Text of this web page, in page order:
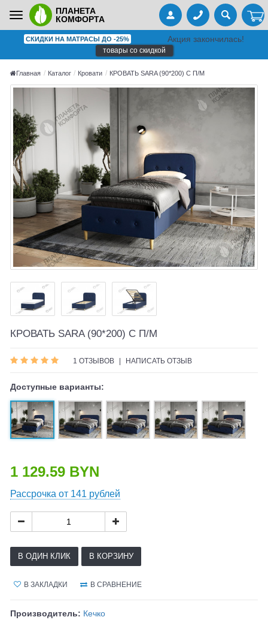
Toggle
navigation
ПЛАНЕТА
КОМФОРТА
СКИДКИ НА МАТРАСЫ ДО -25% Акция закончилась!
товары со скидкой
Главная Каталог Кровати КРОВАТЬ SARA (90*200) С П/М
КРОВАТЬ SARA (90*200) С П/М
1 ОТЗЫВОВ НАПИСАТЬ ОТЗЫВ
Доступные варианты:
1 129.59 BYN
Рассрочка от 141 рублей
В ОДИН КЛИК В КОРЗИНУ
В ЗАКЛАДКИ В СРАВНЕНИЕ
Производитель: Кечко